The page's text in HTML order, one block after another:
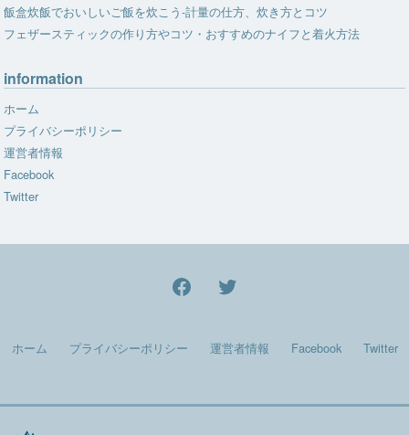
飯盒炊飯でおいしいご飯を炊こう-計量の仕方、炊き方とコツ
フェザースティックの作り方やコツ・おすすめのナイフと着火方法
information
ホーム
プライバシーポリシー
運営者情報
Facebook
Twitter
facebook
ホーム プライバシーポリシー 運営者情報 Facebook Twitter